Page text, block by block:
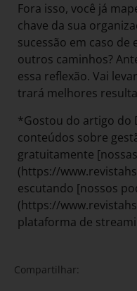
Fora isso, você já
chave da sua
sucessão em caso de
outros caminhos?
essa reflexão. Vai
trará melhores
*Gostou do artigo do
conteúdos sobre
gratuitamente
(https://
escutando [nossos
(https://
plataforma de
Compartilhar: